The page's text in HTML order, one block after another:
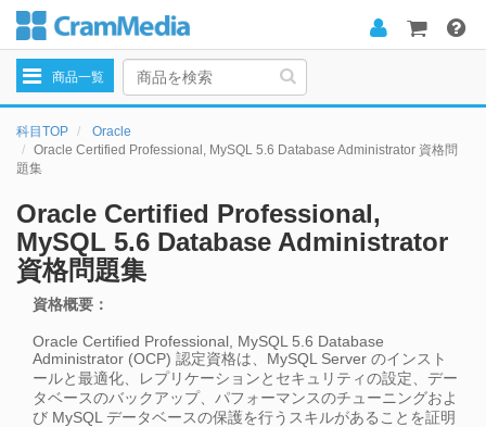
navigation
商品一覧
科目TOP
Oracle
Oracle Certified Professional, MySQL 5.6 Database Administrator 資格問
題集
Oracle Certified Professional,
MySQL 5.6 Database Administrator
資格問題集
資格概要：
Oracle Certified Professional, MySQL 5.6 Database
Administrator (OCP) 認定資格は、MySQL Server のインスト
ールと最適化、レプリケーションとセキュリティの設定、デー
タベースのバックアップ、パフォーマンスのチューニングおよ
び MySQL データベースの保護を行うスキルがあることを証明